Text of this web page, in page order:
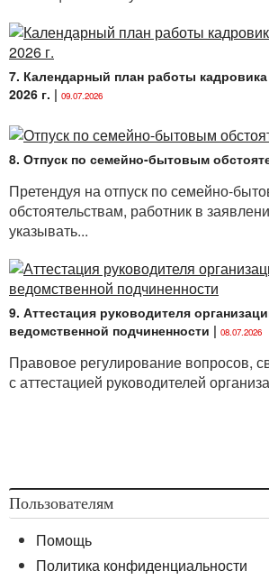
централизованных
водоснабжения.
Порядок обеспечения работников
установлен, в том числе,
правиламипо охране труда,
постановлением Министерства
защиты Республики Беларусь от
Согласно п. 65указанного
обеспечиваются водой,
требованиям
«Питьевая вода и водоснабжение
Питьевая вода. Гигиенические
к качеству воды
питьевого водоснабжения.
Санитарные правила и нормы
99», утвержденных
государственного санитарного
7. Календарный план работы
2026 г. | 09.07.2026
8. Отпуск по семейно-бытовым
Претендуя на отпуск по семейно-
обстоятельствам, работник в
указывать...
9. Аттестация руководителя
ведомственной подчиненности | 08.07.2026
Правовое регулирование вопросов,
с аттестацией руководителей
Пользователям
Помощь
Политика конфиденциальности